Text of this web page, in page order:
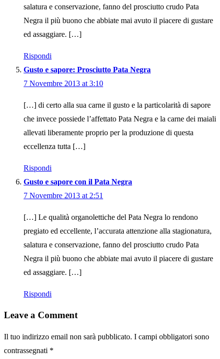
salatura e conservazione, fanno del prosciutto crudo Pata
Negra il più buono che abbiate mai avuto il piacere di gustare
ed assaggiare. […]
Rispondi
Gusto e sapore: Prosciutto Pata Negra
7 Novembre 2013 at 3:10
[…] di certo alla sua carne il gusto e la particolarità di sapore
che invece possiede l’affettato Pata Negra e la carne dei maiali
allevati liberamente proprio per la produzione di questa
eccellenza tutta […]
Rispondi
Gusto e sapore con il Pata Negra
7 Novembre 2013 at 2:51
[…] Le qualità organolettiche del Pata Negra lo rendono
pregiato ed eccellente, l’accurata attenzione alla stagionatura,
salatura e conservazione, fanno del prosciutto crudo Pata
Negra il più buono che abbiate mai avuto il piacere di gustare
ed assaggiare. […]
Rispondi
Leave a Comment
Il tuo indirizzo email non sarà pubblicato. I campi obbligatori sono
contrassegnati *